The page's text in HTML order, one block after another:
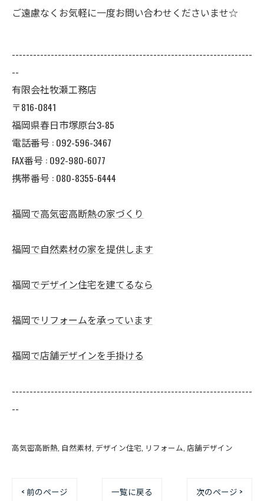
ご遠慮なくお気軽に一度お問い合わせくださいませ☆
--------------------------------------------------------------------
--
有限会社牧瀬工務店
〒816-0841
福岡県春日市塚原台3-85
電話番号 : 092-596-3467
FAX番号 : 092-980-6077
携帯番号 : 080-8355-6444
福岡で高気密高断熱の家づくり
福岡で自然素材の家を提供します
福岡でデザイン住宅を建てるなら
福岡でリフォームを承っています
福岡で店舗デザインを手掛ける
--------------------------------------------------------------------
--
高気密高断熱 自然素材 デザイン住宅 リフォーム 店舗デザイン
< 前のページ 一覧に戻る 次のページ >